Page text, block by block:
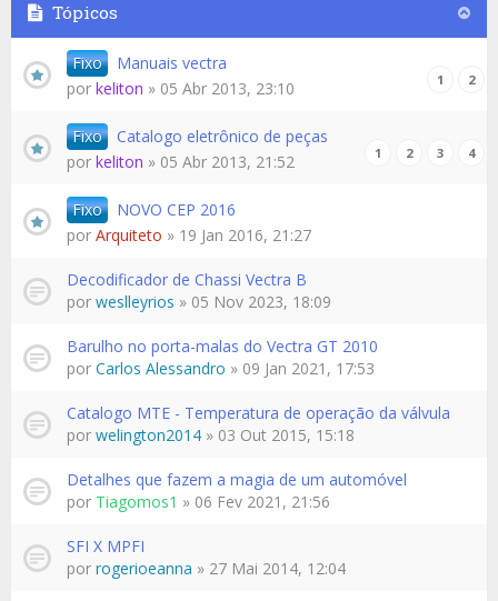
Tópicos
Fixo Manuais vectra
1 2
por keliton » 05 Abr 2013, 23:10
Fixo Catalogo eletrônico de peças
1 2 3 4
por keliton » 05 Abr 2013, 21:52
Fixo
NOVO CEP 2016
por Arquiteto » 19 Jan 2016, 21:27
Decodificador de Chassi Vectra B
por weslleyrios » 05 Nov 2023, 18:09
Barulho no porta-malas do Vectra GT 2010
por Carlos Alessandro » 09 Jan 2021, 17:53
Catalogo MTE - Temperatura de operação da válvula
por welington2014 » 03 Out 2015, 15:18
Detalhes que fazem a magia de um automóvel
por Tiagomos1 » 06 Fev 2021, 21:56
SFI X MPFI
por rogerioeanna » 27 Mai 2014, 12:04